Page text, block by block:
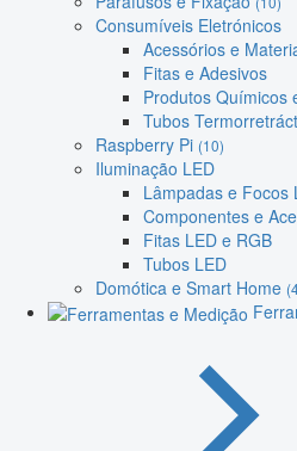
Consumíveis Eletrónicos
Acessórios e
Fitas e Adesivos
Produtos Químicos
Tubos
Raspberry Pi (10)
Iluminação LED
Lâmpadas e Focos
Componentes e
Fitas LED e RGB
Tubos LED
Domótica e Smart Home